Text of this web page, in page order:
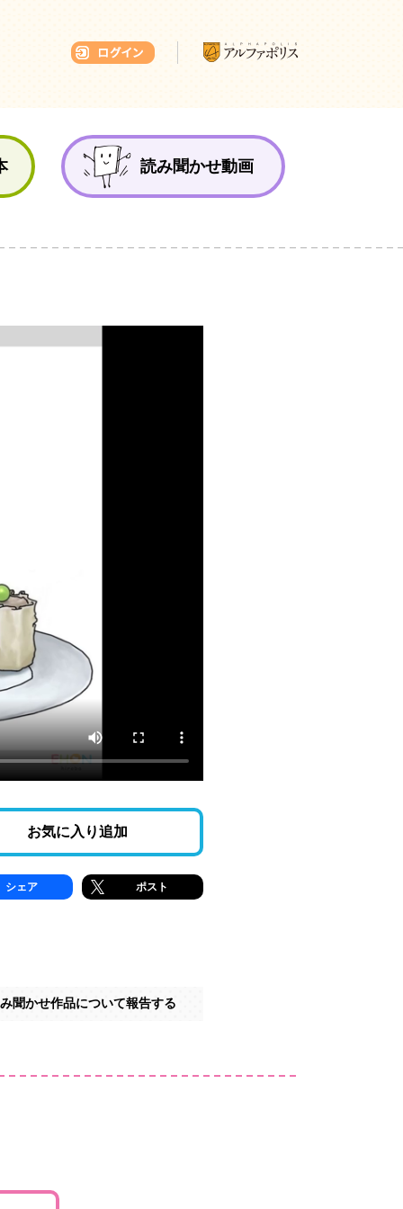
読み聞かせ動画
お気に入り追加
シェア ポスト
聞かせ作品について報告する